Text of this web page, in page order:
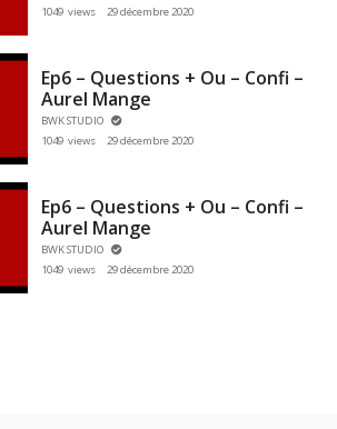
1049 views
29 décembre 2020
Ep6 – Questions + Ou – Confi –
Aurel Mange
BWK STUDIO
1049 views
29 décembre 2020
Ep6 – Questions + Ou – Confi –
Aurel Mange
BWK STUDIO
1049 views
29 décembre 2020